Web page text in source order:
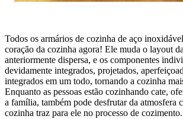
Todos os armários de cozinha de aço
coração da cozinha agora! Ele muda o layout
anteriormente dispersa, e os componentes
devidamente integrados, projetados,
integrados em um todo, tornando a cozinha
Enquanto as pessoas estão cozinhando cate,
a família, também pode desfrutar da atmosfera
cozinha traz para ele no processo de cozimento.